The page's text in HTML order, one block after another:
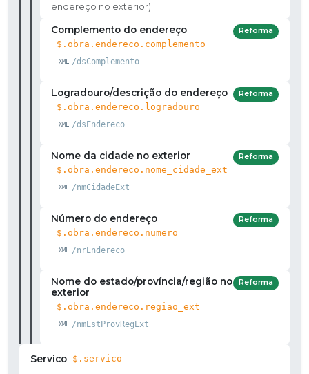
endereço no exterior)
Complemento do endereço
$.obra.endereco.complemento
/dsComplemento
Reforma
Logradouro/descrição do endereço
$.obra.endereco.logradouro
/dsEndereco
Reforma
Nome da cidade no exterior
$.obra.endereco.nome_cidade_ext
/nmCidadeExt
Reforma
Número do endereço
$.obra.endereco.numero
/nrEndereco
Reforma
Nome do estado/província/região no
exterior
$.obra.endereco.regiao_ext
/nmEstProvRegExt
Reforma
Servico $.servico